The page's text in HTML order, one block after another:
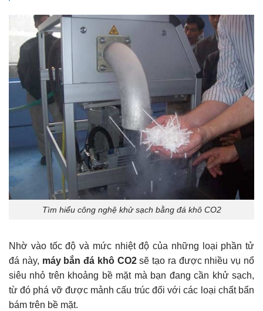
Tìm hiểu công nghệ khử sạch bằng đá khô CO2
Nhờ vào tốc độ và mức nhiệt độ của những loại phần tử
đá này, máy bắn đá khô CO2sẽ tạo ra được nhiều vụ nổ
siêu nhỏ trên khoảng bề mặt mà bạn đang cần khử sạch,
từ đó phá vỡ được mảnh cấu trúc đối với các loại chất bẩn
bám trên bề mặt.